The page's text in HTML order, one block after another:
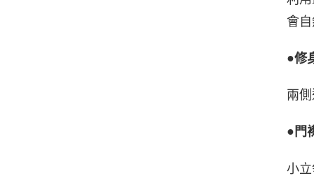
會
●修
兩
● 門
小